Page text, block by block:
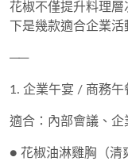
花椒不僅提升料理
下是幾款適合企業
──
1. 企業午宴 / 商務午
適合：內部會議、企
● 花椒油淋雞胸 （